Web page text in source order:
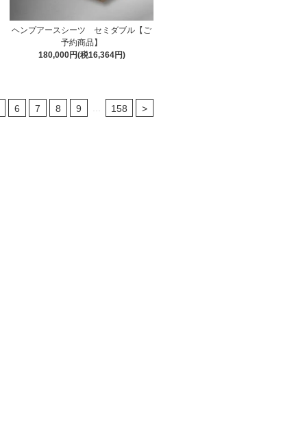
ヘンプアースシーツ セミダブル【ご
予約商品】
180,000円(税16,364円)
6 7 8 9 158 >